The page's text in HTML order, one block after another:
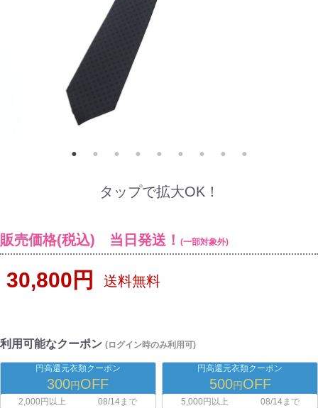
タップで拡大OK！
販売価格(税込) 当日発送！ (一部対象外)
30,800円 送料無料
利用可能なクーポン (ログイン時のみ利用可)
円高還元衣類クーポン
300円OFF
2,000円以上 08/14まで
円高還元衣類クーポン
500円OFF
5,000円以上 08/14まで